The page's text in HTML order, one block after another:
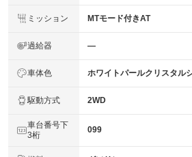
ミッション MTモード付きAT
過給器 ―
車体色 ホワイトパールクリスタル
駆動方式 2WD
車台番号下
3桁
099